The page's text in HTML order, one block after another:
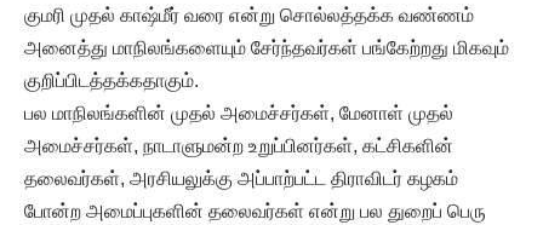
குமரி முதல் காஷ்மீர் வரை என்று சொல்லத்தக்க வண்ணம்
அனைத்து மாநிலங்களையும் சேர்ந்தவர்கள் பங்கேற்றது மிகவும்
குறிப்பிடத்தக்கதாகும்.
பல மாநிலங்களின் முதல் அமைச்சர்கள், மேனாள் முதல்
அமைச்சர்கள், நாடாளுமன்ற உறுப்பினர்கள், கட்சிகளின்
தலைவர்கள், அரசியலுக்கு அப்பாற்பட்ட திராவிடர் கழகம்
போன்ற அமைப்புகளின் தலைவர்கள் என்று பல துறைப் பெரு